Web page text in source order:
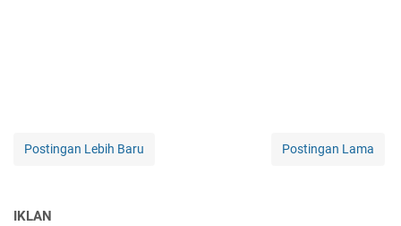
Postingan Lebih Baru Postingan Lama
IKLAN